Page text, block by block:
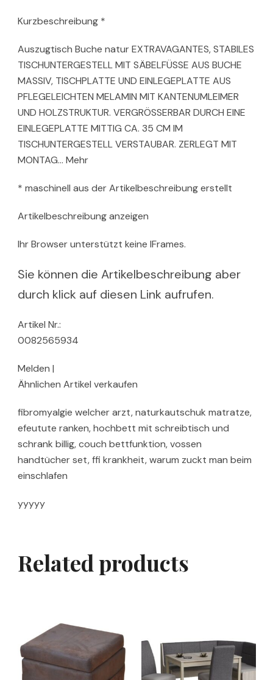
Kurzbeschreibung *
Auszugtisch Buche natur EXTRAVAGANTES, STABILES
TISCHUNTERGESTELL MIT SÄBELFÜSSE AUS BUCHE
MASSIV, TISCHPLATTE UND EINLEGEPLATTE AUS
PFLEGELEICHTEN MELAMIN MIT KANTENUMLEIMER
UND HOLZSTRUKTUR. VERGRÖSSERBAR DURCH EINE
EINLEGEPLATTE MITTIG CA. 35 CM IM
TISCHUNTERGESTELL VERSTAUBAR. ZERLEGT MIT
MONTAG… Mehr
* maschinell aus der Artikelbeschreibung erstellt
Artikelbeschreibung anzeigen
Ihr Browser unterstützt keine IFrames.
Sie können die Artikelbeschreibung aber
durch klick auf diesen Link aufrufen.
Artikel Nr.:
0082565934
Melden |
Ähnlichen Artikel verkaufen
fibromyalgie welcher arzt, naturkautschuk matratze,
efeutute ranken, hochbett mit schreibtisch und
schrank billig, couch bettfunktion, vossen
handtücher set, ffi krankheit, warum zuckt man beim
einschlafen
yyyyy
Related products